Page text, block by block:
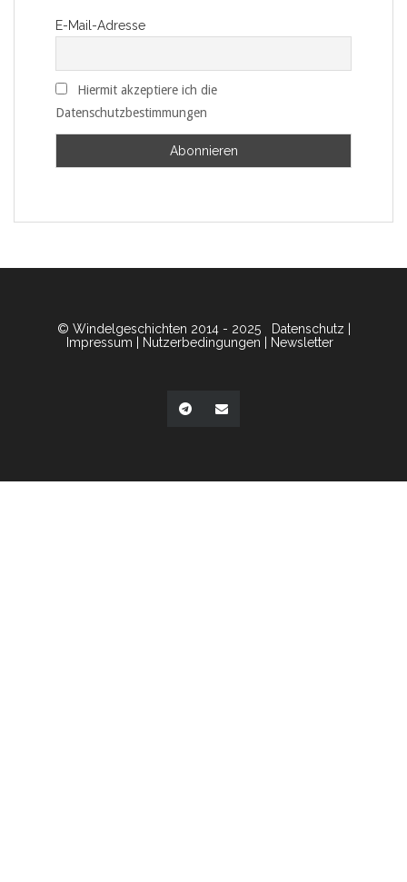
E-Mail-Adresse
Hiermit akzeptiere ich die
Datenschutzbestimmungen
© Windelgeschichten 2014 - 2025 Datenschutz
Impressum
Nutzerbedingungen Newsletter